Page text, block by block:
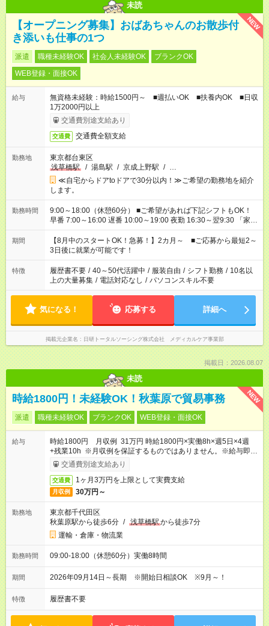
未読
NEW
【オープニング募集】おばあちゃんのお散歩付
き添いも仕事の1つ
派遣 職種未経験OK 社会人未経験OK
ブランクOK
WEB登録・面接OK
給与
無資格未経験：時給1500円～ ■週払いOK ■扶養内OK ■日収
1万2000円以上
交通費別途支給あり
交通費 交通費全額支給
勤務地
東京都台東区
浅草橋駅
/ 湯島駅 / 京成上野駅 / …
≪自宅からドアtoドアで30分以内！≫ご希望の勤務地を紹介
します。
勤務時間
9:00～18:00（休憩60分） ■ご希望があれば下記シフトもOK！
早番 7:00～16:00 遅番 10:00～19:00 夜勤 16:30～翌9:30 「家族
と休みを合わせたい」 「余裕を持って夕飯の準備がしたい」
「できれば残業はしたくない」 など、ご希望を教えてください
ね。 ※Wワーク希望の方へ 今ご覧のお仕事で希望する勤務時間
と、もう1つのお仕事の勤務時間。 合計で週40時間を超える場
合は応募できません。
期間
【8月中のスタートOK！急募！】2カ月～ ■ご応募から最短2～
3日後に就業が可能です！
特徴 履歴書不要 / 40～50代活躍中 / 服装自由 / シフト勤務 / 10名以
上の大量募集 / 電話対応なし / パソコンスキル不要
気になる！ 応募する 詳細へ
掲載元企業名 日研トータルソーシング株式会社 メディカルケア事業部
掲載日：2026.08.07
未読
NEW
時給1800円！未経験OK！秋葉原で貿易事務
派遣 職種未経験OK ブランクOK WEB登録・面接OK
給与
時給1800円 月収例 31万円 時給1800円×実働8h×週5日×4週
+残業10h ※月収例を保証するものではありません。※給与即受
取りサービス利用可（利用条件有）
交通費別途支給あり
交通費 1ヶ月3万円を上限として実費支給
月収例 30万円～
勤務地
東京都千代田区
秋葉原駅から徒歩6分 / 浅草橋駅から徒歩7分
運輸・倉庫・物流業
勤務時間 09:00-18:00（休憩60分）実働8時間
期間 2026年09月14日～長期 ※開始日相談OK ※9月～！
特徴 履歴書不要